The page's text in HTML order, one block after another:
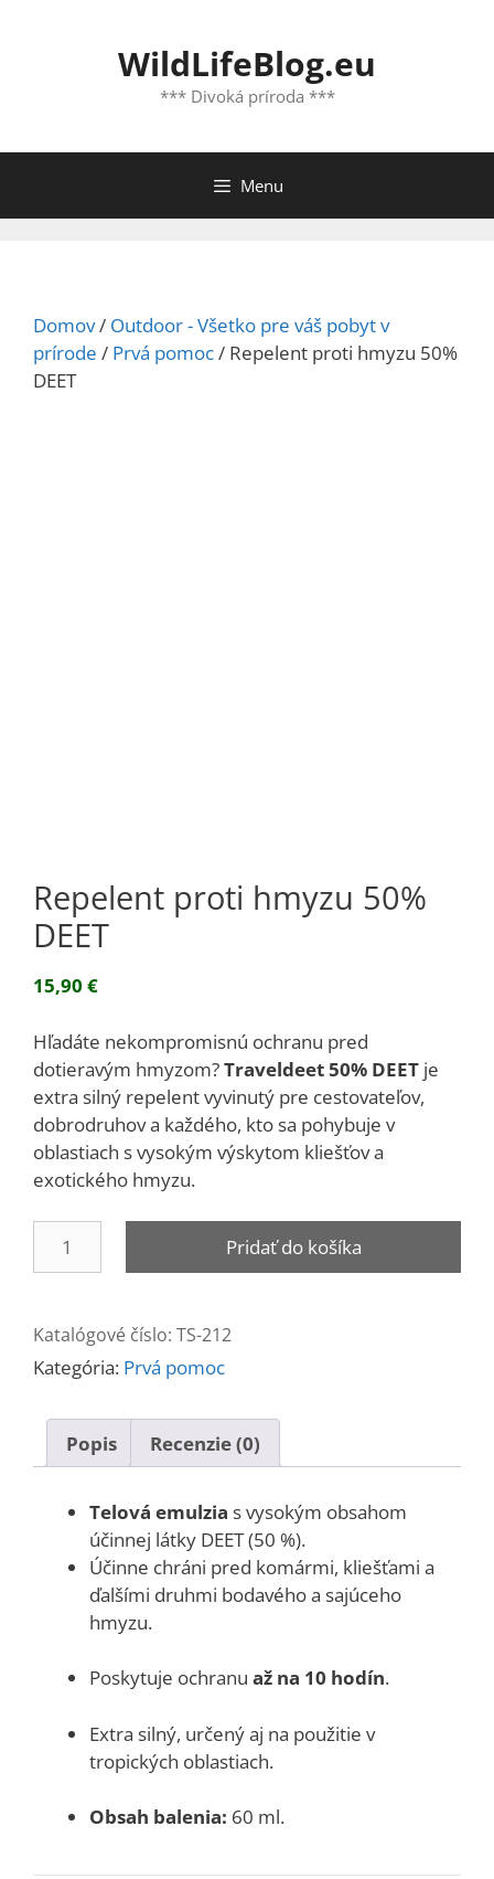
WildLifeBlog.eu
*** Divoká príroda ***
Menu
Domov/ Outdoor - Všetko pre váš pobyt v
prírode / Prvá pomoc/ Repelent proti hmyzu 50%
DEET
Repelent proti hmyzu 50%
DEET
15,90 €
Hľadáte nekompromisnú ochranu pred
dotieravým hmyzom?Traveldeet 50% DEET je
extra silný repelent vyvinutý pre cestovateľov,
dobrodruhov a každého, kto sa pohybuje v
oblastiach s vysokým výskytom kliešťov a
exotického hmyzu.
Repelent
50%
DEET
Pridať do košíka
Katalógové číslo: TS-212
Kategória: Prvá pomoc
Popis Recenzie (0)
Telová emulzia s vysokým obsahom
účinnej látky DEET (50 %).
Účinne chráni pred komármi, kliešťami a
ďalšími druhmi bodavého a sajúceho
hmyzu.
Poskytuje ochranu až na 10 hodín.
Extra silný, určený aj na použitie v
tropických oblastiach.
Obsah balenia: 60 ml.